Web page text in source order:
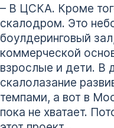
– В ЦСКА. Кроме
скалодром. Это
боулдеринговый
коммерческой
взрослые и дети. В
скалолазание
темпами, а вот в
пока не хватает.